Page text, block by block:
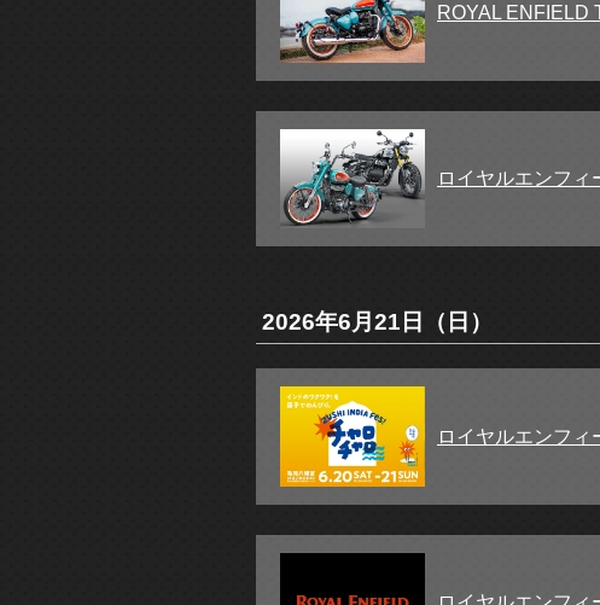
ROYAL ENFIELD
ロイヤルエンフィ
2026年6月21日（日）
ロイヤルエンフィ